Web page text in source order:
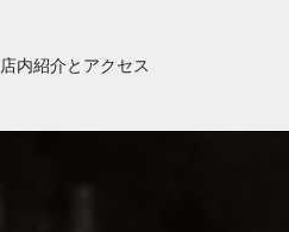
店内紹介とアクセス